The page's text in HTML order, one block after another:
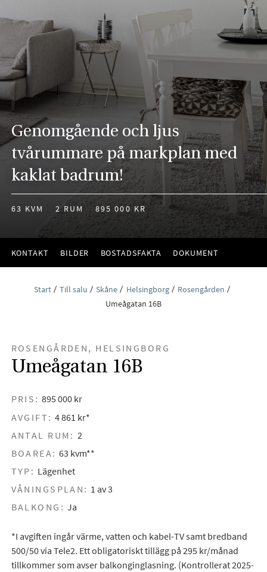
Genomgående och ljus
tvårummare på markplan med
kaklat badrum!
63 KVM 2 RUM 895 000 KR
KONTAKT BILDER BOSTADSFAKTA DOKUMENT
Start Till salu Skåne Helsingborg
Rosengården
Umeågatan 16B
ROSENGÅRDEN, HELSINGBORG
Umeågatan 16B
PRIS: 895 000 kr
AVGIFT: 4 861 kr*
ANTAL RUM: 2
BOAREA: 63 kvm**
TYP: Lägenhet
VÅNINGSPLAN: 1 av 3
BALKONG: Ja
*I avgiften ingår värme, vatten och kabel-TV samt bredband
500/50 via Tele2. Ett obligatoriskt tillägg på 295 kr/månad
tillkommer som avser balkonginglasning. (Kontrollerat 2025-